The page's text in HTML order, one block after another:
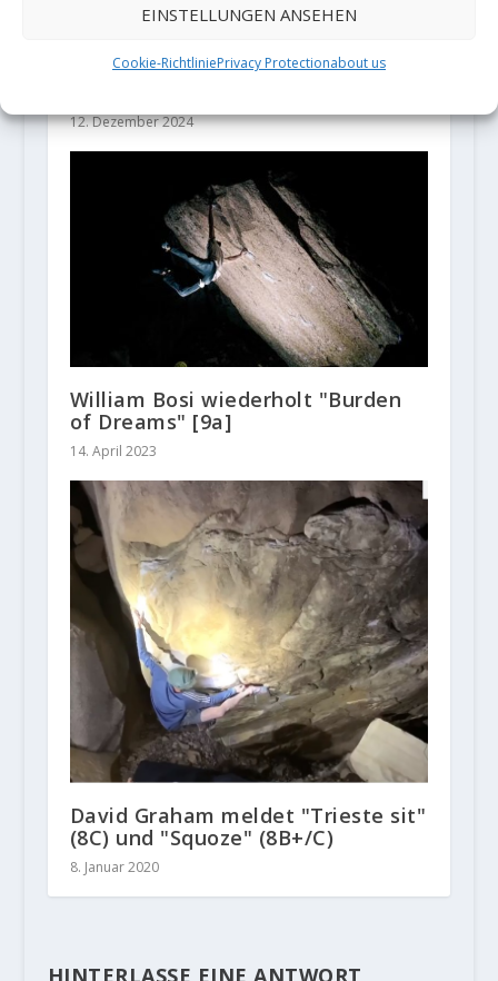
EINSTELLUNGEN ANSEHEN
Cookie-RichtliniePrivacy Protectionabout us
"Shaolin" den siebenten 9A-
12. Dezember 2024
William Bosi wiederholt "Burden
of Dreams" [9a]
14. April 2023
David Graham meldet "Trieste sit"
(8C) und "Squoze" (8B+/C)
8. Januar 2020